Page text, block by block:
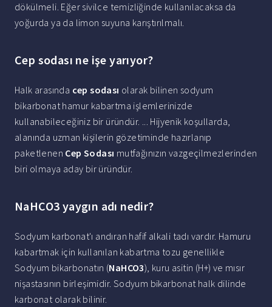
dökülmeli. Eğer sivilce temizliğinde kullanılacaksa da
yoğurda ya da limon suyuna karıştırılmalı.
Cep sodası ne işe yarıyor?
Halk arasında cep sodası olarak bilinen sodyum
bikarbonat hamur kabartma işlemlerinizde
kullanabileceğiniz bir üründür. ... Hijyenik koşullarda,
alanında uzman kişilerin gözetiminde hazırlanıp
paketlenen Cep Sodası mutfağınızın vazgeçilmezlerinden
biri olmaya aday bir üründür.
NaHCO3 yaygın adı nedir?
Sodyum karbonat'ı andıran hafif alkali tadı vardır. Hamuru
kabartmak için kullanılan kabartma tozu genellikle
Sodyum bikarbonatın (NaHCO3), kuru asitin (H+) ve mısır
nişastasının birleşimidir. Sodyum bikarbonat halk dilinde
karbonat olarak bilinir.